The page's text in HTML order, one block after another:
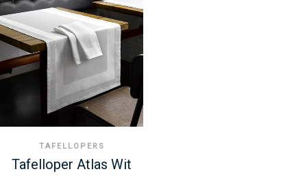
TAFELLOPERS
Tafelloper Atlas Wit